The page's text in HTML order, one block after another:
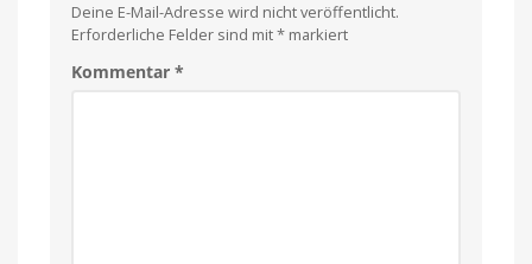
Deine E-Mail-Adresse wird nicht veröffentlicht.
Erforderliche Felder sind mit* markiert
Kommentar *